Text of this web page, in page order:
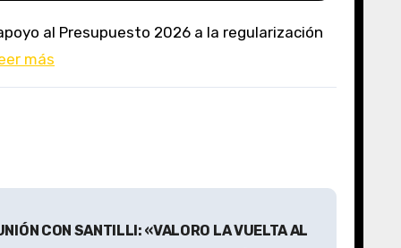
más
CON SANTILLI: «VALORO LA VUELTA AL